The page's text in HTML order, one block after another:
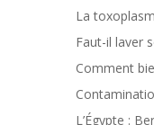
La
Faut-il laver
Comment
L’Égypte :